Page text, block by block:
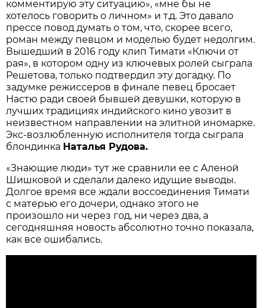
комментирую эту ситуацию», «мне бы не
хотелось говорить о личном» и т.д. Это давало
прессе повод думать о том, что, скорее всего,
роман между певцом и моделью будет недолгим.
Вышедший в 2016 году клип Тимати «Ключи от
рая», в котором одну из ключевых ролей сыграла
Решетова, только подтвердил эту догадку. По
задумке режиссеров в финале певец бросает
Настю ради своей бывшей девушки, которую в
лучших традициях индийского кино увозит в
неизвестном направлении на элитной иномарке.
Экс-возлюбленную исполнителя тогда сыграла
блондинка Наталья Рудова.
«Знающие люди» тут же сравнили ее с Аленой
Шишковой и сделали далеко идущие выводы.
Долгое время все ждали воссоединения Тимати
с матерью его дочери, однако этого не
произошло ни через год, ни через два, а
сегодняшняя новость абсолютно точно показала,
как все ошибались.